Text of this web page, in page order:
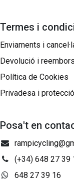
Termes i
Enviaments i
Devolució i
Política de Cookies
Privadesa i
Posa't en
(+34) 648 27 39
648 27 39 16